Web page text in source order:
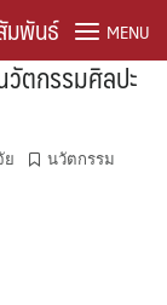
มพันธ์ MENU
วัตกรรมศิลปะ
ย นวัตกรรม